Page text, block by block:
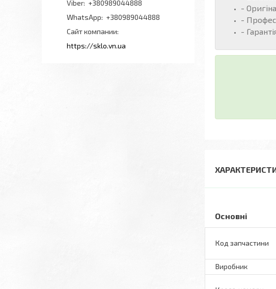
-
-
-
Основні
Код запчастини
Виробник
+380989044888
+380989044888
Сайт компании
https://sklo.vn.ua